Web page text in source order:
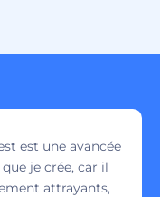
est une avancée
je crée, car il
attrayants,